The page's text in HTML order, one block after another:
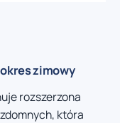
zimowy
rozszerzona
która